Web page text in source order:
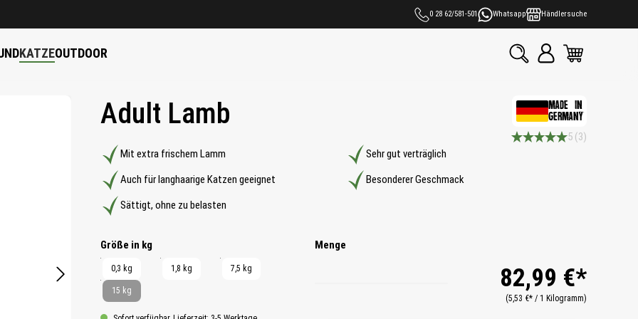
0 28 62/581-501 Whatsapp Händlersuche
KATZEOUTDOOR
Adult Lamb
MADE IN
GERMANY
5 (3)
Mit extra frischem Lamm
Sehr gut verträglich
Auch für langhaarige Katzen geeignet
Besonderer Geschmack
Sättigt, ohne zu belasten
Größe in kgauswählen
0,3 kg 1,8 kg 7,5 kg
15 kg
Menge
82,99 €*
(5,53 €* / 1 Kilogramm)